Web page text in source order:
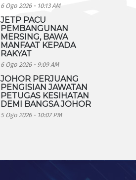
6 Ogo 2026 - 10:13 AM
JETP PACU
PEMBANGUNAN
MERSING, BAWA
MANFAAT KEPADA
RAKYAT
6 Ogo 2026 - 9:09 AM
JOHOR PERJUANG
PENGISIAN JAWATAN
PETUGAS KESIHATAN
DEMI BANGSA JOHOR
5 Ogo 2026 - 10:07 PM